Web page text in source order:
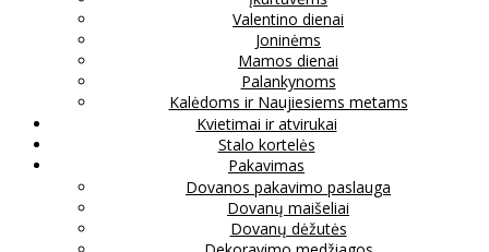
Valentino dienai
Joninėms
Mamos dienai
Palankynoms
Kalėdoms ir Naujiesiems metams
Kvietimai ir atvirukai
Stalo kortelės
Pakavimas
Dovanos pakavimo paslauga
Dovanų maišeliai
Dovanų dėžutės